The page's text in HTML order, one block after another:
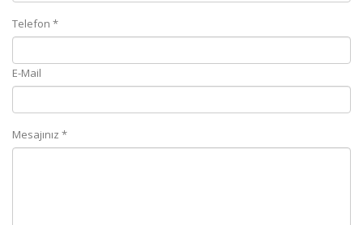
Telefon *
E-Mail
Mesajınız *